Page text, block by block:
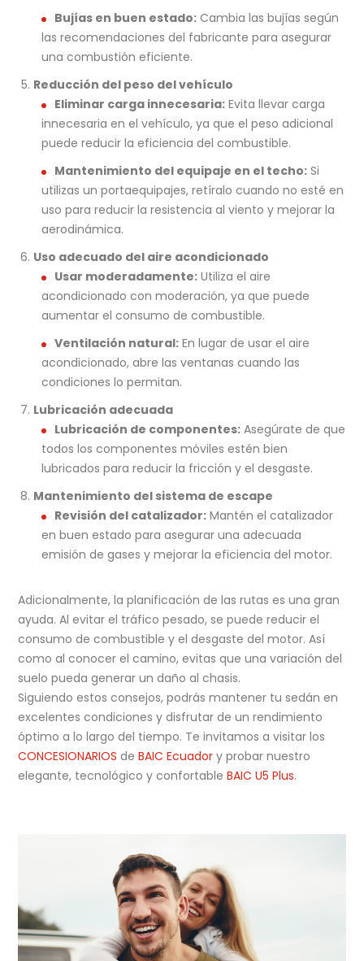
Bujías en buen estado:Cambia las bujías según
las recomendaciones del fabricante para asegurar
una combustión eficiente.
Reducción del peso del vehículo
Eliminar carga innecesaria:Evita llevar carga
innecesaria en el vehículo, ya que el peso adicional
puede reducir la eficiencia del combustible.
Mantenimiento del equipaje en el techo:Si
utilizas un portaequipajes, retíralo cuando no esté en
uso para reducir la resistencia al viento y mejorar la
aerodinámica.
Uso adecuado del aire acondicionado
Usar moderadamente:Utiliza el aire
acondicionado con moderación, ya que puede
aumentar el consumo de combustible.
Ventilación natural:En lugar de usar el aire
acondicionado, abre las ventanas cuando las
condiciones lo permitan.
Lubricación adecuada
Lubricación de componentes:Asegúrate de que
todos los componentes móviles estén bien
lubricados para reducir la fricción y el desgaste.
Mantenimiento del sistema de escape
Revisión del catalizador:Mantén el catalizador
en buen estado para asegurar una adecuada
emisión de gases y mejorar la eficiencia del motor.
Adicionalmente, la planificación de las rutas es una gran
ayuda. Al evitar el tráfico pesado, se puede reducir el
consumo de combustible y el desgaste del motor. Así
como al conocer el camino, evitas que una variación del
suelo pueda generar un daño al chasis.
Siguiendo estos consejos, podrás mantener tu sedán en
excelentes condiciones y disfrutar de un rendimiento
óptimo a lo largo del tiempo. Te invitamos a visitar los
CONCESIONARIOS deBAIC Ecuador y probar nuestro
elegante, tecnológico y confortableBAIC U5 Plus.